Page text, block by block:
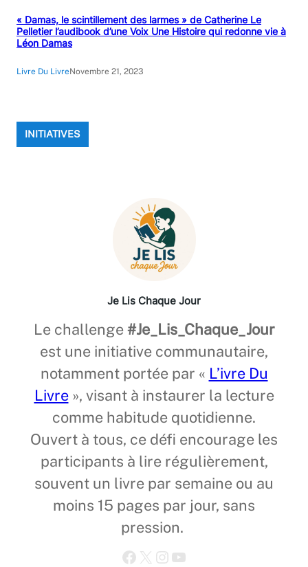
« Damas, le scintillement des larmes » de Catherine Le
Pelletier l’audibook d’une Voix Une Histoire qui redonne vie à
Léon Damas
Livre Du LivreNovembre 21, 2023
INITIATIVES
Je Lis Chaque Jour
Le challenge#Je_Lis_Chaque_Jour
est une initiative communautaire,
notamment portée par « L’ivre Du
Livre», visant à instaurer la lecture
comme habitude quotidienne.
Ouvert à tous, ce défi encourage les
participants à lire régulièrement,
souvent un livre par semaine ou au
moins 15 pages par jour, sans
pression.
Facebook X Instagram YouTube